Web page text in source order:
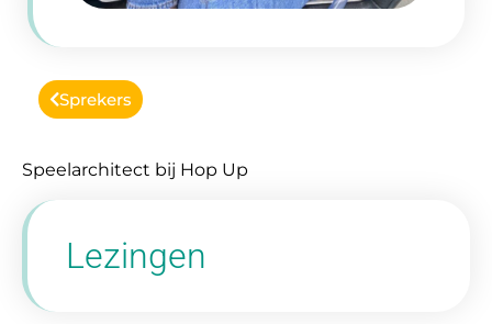
Sprekers
Speelarchitect bij Hop Up
Lezingen